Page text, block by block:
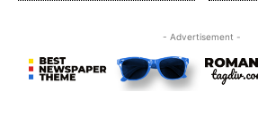
- Advertisement -